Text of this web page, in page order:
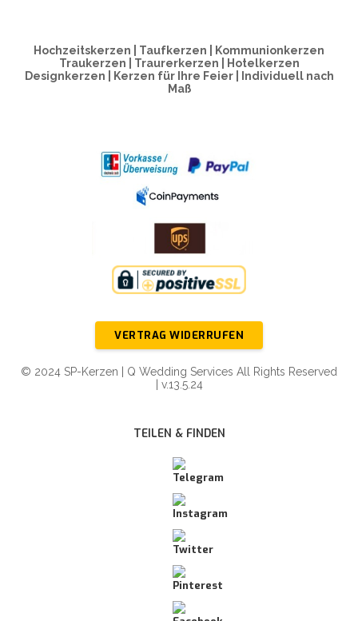
Hochzeitskerzen | Taufkerzen | Kommunionkerzen
Traukerzen | Traurerkerzen | Hotelkerzen
Designkerzen | Kerzen für Ihre Feier | Individuell nach
Maß
VERTRAG WIDERRUFEN
© 2024 SP-Kerzen | Q Wedding Services All Rights Reserved
| v.13.5.24
TEILEN & FINDEN